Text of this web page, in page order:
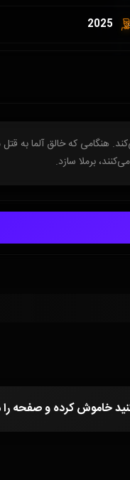
2025
هنگامی که خالق آلما به
برملا سازد.